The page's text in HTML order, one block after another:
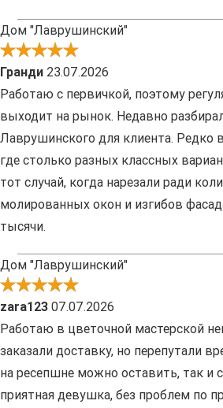
Дом "Лаврушинский"
Гранди 23.07.2026
Работаю с первичкой, поэтому
выходит на рынок. Недавно
Лаврушинского для клиента. Редко
где столько разных классных
тот случай, когда нарезали ради
молированных окон и изгибов
тысячи.
Дом "Лаврушинский"
zara123 07.07.2026
Работаю в цветочной мастерской
заказали доставку, но перепутали
на ресепшне можно оставить, так и
приятная девушка, без проблем по